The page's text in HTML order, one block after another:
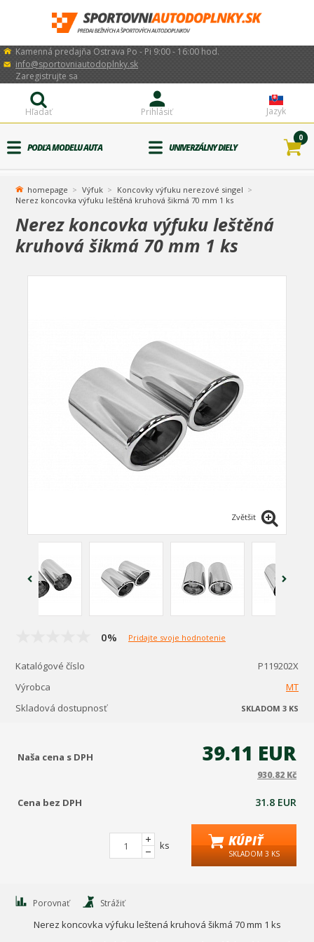
Kamenná predajňa Ostrava Po - Pi 9:00 - 16:00 hod.
info@sportovniautodoplnky.sk
Jazyk
Prihlásiť
Zaregistrujte sa
Hľadať
PODĽA MODELU AUTA UNIVERZÁLNY DIELY
0
homepage Výfuk
Koncovky výfuku nerezové singel
Nerez koncovka výfuku leštěná kruhová šikmá 70 mm 1 ks
Nerez koncovka výfuku leštěná
kruhová šikmá 70 mm 1 ks
Zvětšit
0% Pridajte svoje hodnotenie
Katalógové číslo
P119202X
Výrobca
MT
Skladová dostupnosť
SKLADOM 3 KS
Naša cena s DPH 39.11 EUR
930.82 Kč
Cena bez DPH 31.8 EUR
ks KÚPIŤ
SKLADOM 3 KS
Porovnať Strážiť
Nerez koncovka výfuku leštená kruhová šikmá 70 mm 1 ks